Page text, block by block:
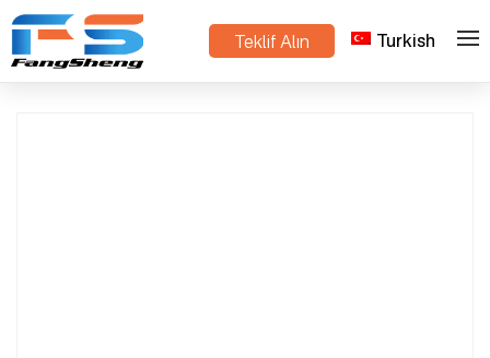
Teklif Alın Turkish
Ev > Ürünler Metal Sac tedarikçisi